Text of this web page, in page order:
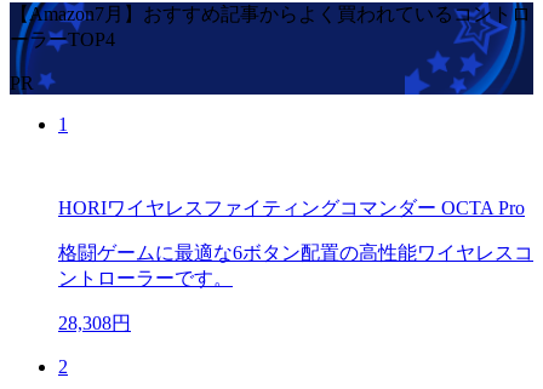
【Amazon7月】おすすめ記事からよく買われているコントロ
ーラーTOP4
PR
1
HORIワイヤレスファイティングコマンダー OCTA Pro
格闘ゲームに最適な6ボタン配置の高性能ワイヤレスコ
ントローラーです。
28,308円
2